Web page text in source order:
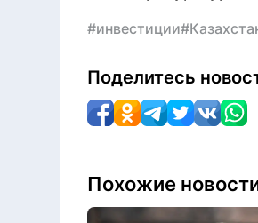
#инвестиции
Поделитесь
Похожие